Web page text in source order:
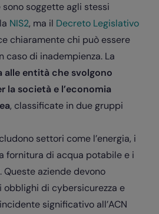
soggette agli stessi
NIS2, ma il Decreto Legislativo
chiaramente chi può essere
caso di inadempienza. La
alle entità che svolgono
la società e l’economia
, classificate in due gruppi
settori come l’energia, i
fornitura di acqua potabile e i
aziende devono
di cybersicurezza e
significativo all’ACN